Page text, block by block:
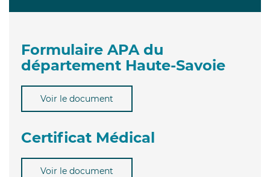
Formulaire APA du
département Haute-Savoie
Voir le document
Certificat Médical
Voir le document